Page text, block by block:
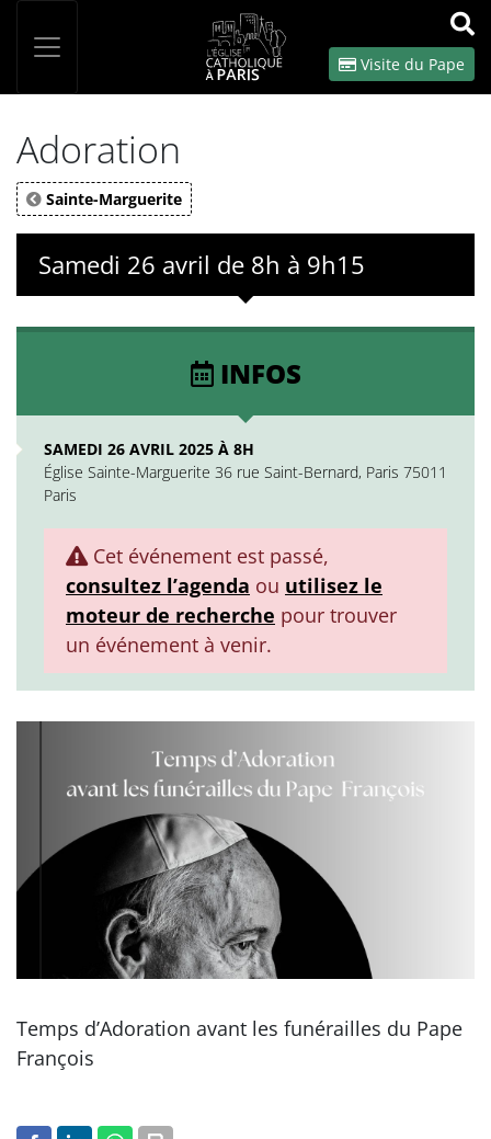
OK
Visite du Pape
Adoration
Sainte-Marguerite
Samedi 26 avril de 8h à 9h15
INFOS
SAMEDI 26 AVRIL 2025 À 8H
Église Sainte-Marguerite 36 rue Saint-Bernard, Paris 75011
Paris
Cet événement est passé,
consultez l’agenda ou utilisez le
moteur de recherche pour trouver
un événement à venir.
Temps d’Adoration avant les funérailles du Pape
François
Panneau de gestion des cookies